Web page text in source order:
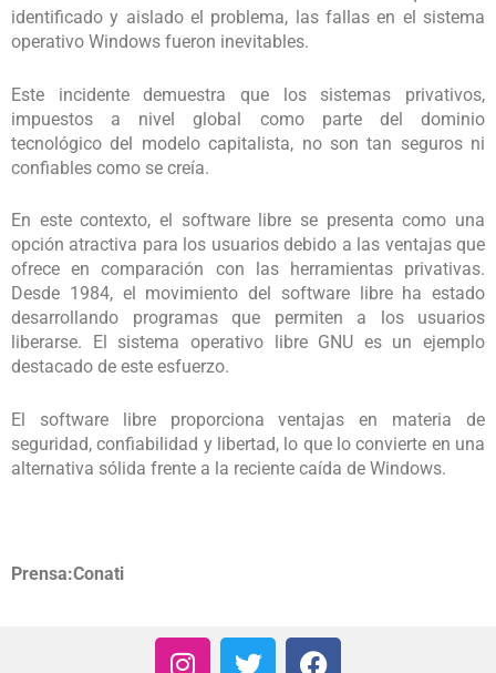
identificado y aislado el problema, las fallas en el sistema
operativo Windows fueron inevitables.
Este incidente demuestra que los sistemas privativos,
impuestos a nivel global como parte del dominio
tecnológico del modelo capitalista, no son tan seguros ni
confiables como se creía.
En este contexto, el software libre se presenta como una
opción atractiva para los usuarios debido a las ventajas que
ofrece en comparación con las herramientas privativas.
Desde 1984, el movimiento del software libre ha estado
desarrollando programas que permiten a los usuarios
liberarse. El sistema operativo libre GNU es un ejemplo
destacado de este esfuerzo.
El software libre proporciona ventajas en materia de
seguridad, confiabilidad y libertad, lo que lo convierte en una
alternativa sólida frente a la reciente caída de Windows.
Prensa:Conati
I
T
F